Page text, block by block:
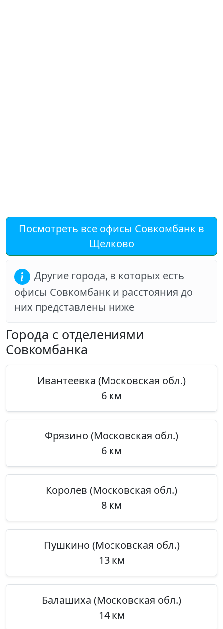
Посмотреть все офисы Совкомбанк в
Щелково
Другие города, в которых есть
офисы Совкомбанк и расстояния до
них представлены ниже
Города с отделениями
Совкомбанка
Ивантеевка (Московская обл.)
6 км
Фрязино (Московская обл.)
6 км
Королев (Московская обл.)
8 км
Пушкино (Московская обл.)
13 км
Балашиха (Московская обл.)
14 км